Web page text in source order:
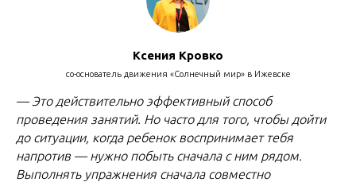
Ксения Кровко
со-основатель движения «Солнечный мир» в Ижевске
— Это действительно эффективный способ
проведения занятий. Но часто для того, чтобы дойти
до ситуации, когда ребенок воспринимает тебя
напротив — нужно побыть сначала с ним рядом.
Выполнять упражнения сначала совместно